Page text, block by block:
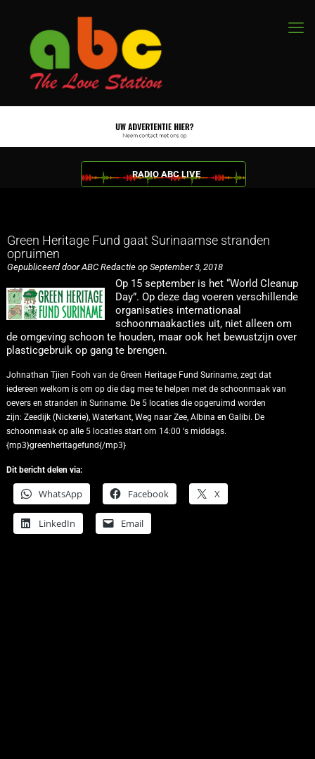
RADIO ABC LIVE
Green Heritage Fund gaat Surinaamse stranden
opruimen
Gepubliceerd door ABC Redactie op September 3, 2018
Op 15 september is het “World Cleanup
Day”. Op deze dag voeren verschillende
organisaties internationaal
schoonmaakacties uit, niet alleen om
de omgeving schoon te houden, maar ook het bewustzijn over
plasticgebruik op gang te brengen.
Johnathan Tjien Fooh van de Green Heritage Fund Suriname, zegt dat
iedereen welkom is om op die dag mee te helpen met de schoonmaak van
oevers en stranden in Suriname. De 5 locaties die opgeruimd worden
zijn: Zeedijk (Nickerie), Waterkant, Weg naar Zee, Albina en Galibi. De
schoonmaak op alle 5 locaties start om 14:00 ‘s middags.
{mp3}greenheritagefund{/mp3}
Dit bericht delen via:
WhatsApp Facebook X
LinkedIn Email